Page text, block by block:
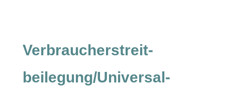
Verbraucher­streit­
beilegung/Universal­